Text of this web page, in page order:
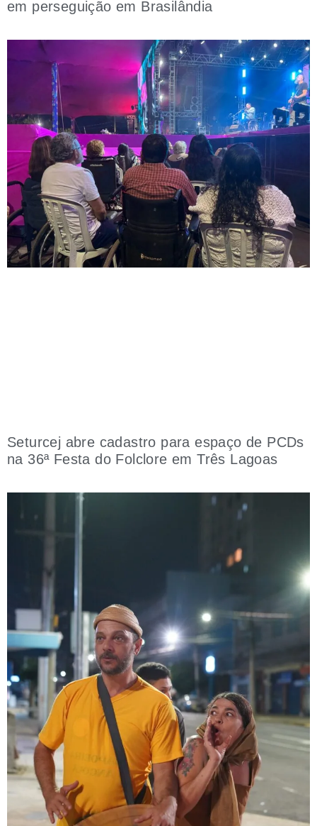
em perseguição em Brasilândia
Seturcej abre cadastro para espaço de PCDs
na 36ª Festa do Folclore em Três Lagoas